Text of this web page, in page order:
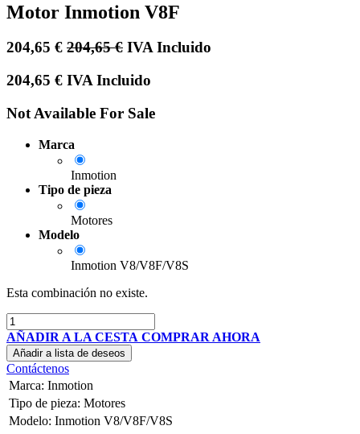
Motor Inmotion V8F
204,65 € 204,65€ IVA Incluido
204,65 € IVA Incluido
Not Available For Sale
Marca
Inmotion
Tipo de pieza
Motores
Modelo
Inmotion V8/V8F/V8S
Esta combinación no existe.
AÑADIR A LA CESTA COMPRAR AHORA
Añadir a lista de deseos
Contáctenos
Marca: Inmotion
Tipo de pieza: Motores
Modelo: Inmotion V8/V8F/V8S